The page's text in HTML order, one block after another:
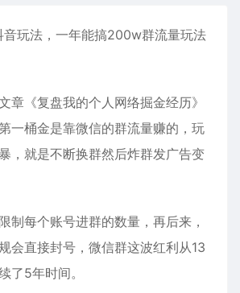
玩法，一年能搞200w群流量玩法
章《复盘我的个人网络掘金经历》
一桶金是靠微信的群流量赚的，玩
，就是不断换群然后炸群发广告变
制每个账号进群的数量，再后来，
会直接封号，微信群这波红利从13
了5年时间。